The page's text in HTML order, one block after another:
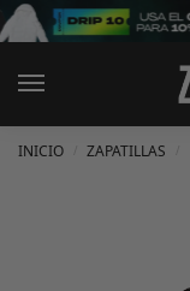
INICIO ZAPATILLAS